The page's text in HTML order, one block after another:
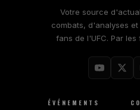
Votre source
combats, d'analyses
fans de l'UFC. Par
ÉVÉNEMENTS